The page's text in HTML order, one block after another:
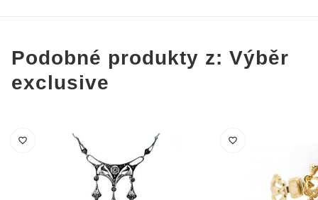
Podobné produkty z: Výběr
exclusive